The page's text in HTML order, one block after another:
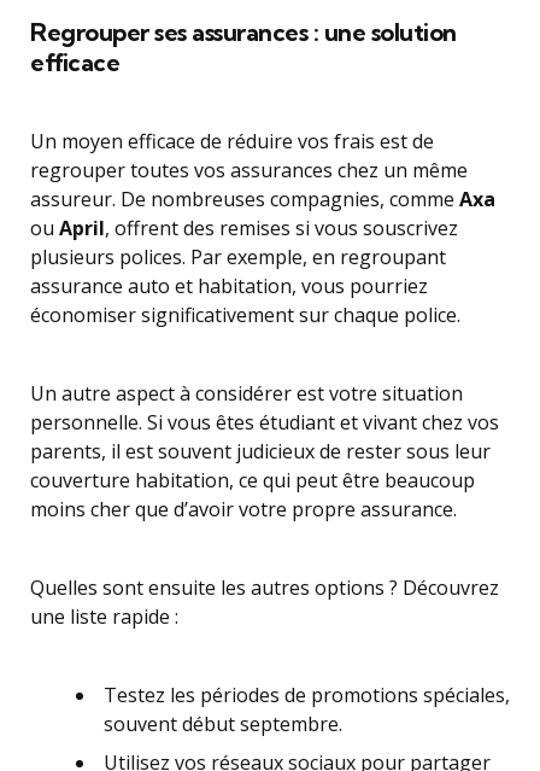
Regrouper ses assurances : une solution
efficace
Un moyen efficace de réduire vos frais est de
regrouper toutes vos assurances chez un même
assureur. De nombreuses compagnies, comme Axa
ou April, offrent des remises si vous souscrivez
plusieurs polices. Par exemple, en regroupant
assurance auto et habitation, vous pourriez
économiser significativement sur chaque police.
Un autre aspect à considérer est votre situation
personnelle. Si vous êtes étudiant et vivant chez vos
parents, il est souvent judicieux de rester sous leur
couverture habitation, ce qui peut être beaucoup
moins cher que d’avoir votre propre assurance.
Quelles sont ensuite les autres options ? Découvrez
une liste rapide :
Testez les périodes de promotions spéciales,
souvent début septembre.
Utilisez vos réseaux sociaux pour partager